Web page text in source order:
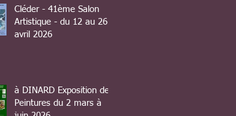
Cléder - 41ème Salon
Artistique - du 12 au 26
avril 2026
à DINARD Exposition de
Peintures du 2 mars à